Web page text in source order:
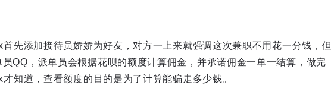
先添加接待员娇娇为好友，对方一上来就强调这次兼职不用花一分钱，但
QQ，派单员会根据花呗的额度计算佣金，并承诺佣金一单一结算，做完
知道，查看额度的目的是为了计算能骗走多少钱。